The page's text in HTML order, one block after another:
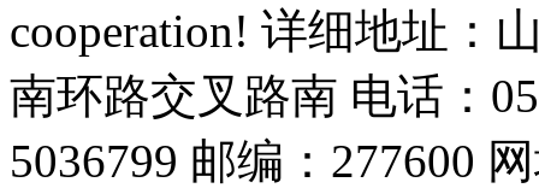
cooperation! 详细地址：
南环路交叉路南 电话：
5036799 邮编：277600